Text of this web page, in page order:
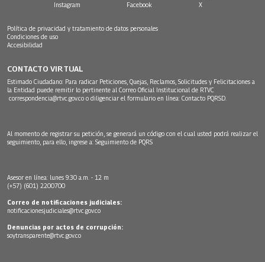
Instagram Facebook X
Política de privacidad y tratamiento de datos personales
Condiciones de uso
Accesibilidad
CONTACTO VIRTUAL
Estimado Ciudadano: Para radicar Peticiones, Quejas, Reclamos, Solicitudes y Felicitaciones a
la Entidad puede remitir lo pertinente al Correo Oficial Institucional de RTVC
correspondencia@rtvc.gov.co o diligenciar el formulario en línea: Contacto PQRSD.
Al momento de registrar su petición, se generará un código con el cual usted podrá realizar el
seguimiento, para ello, ingrese a: Seguimiento de PQRS
Asesor en línea: lunes 9:30 a.m. - 12 m
(+57) (601) 2200700
Correo de notificaciones judiciales:
notificacionesjudiciales@rtvc.gov.co
Denuncias por actos de corrupción:
soytransparente@rtvc.gov.co